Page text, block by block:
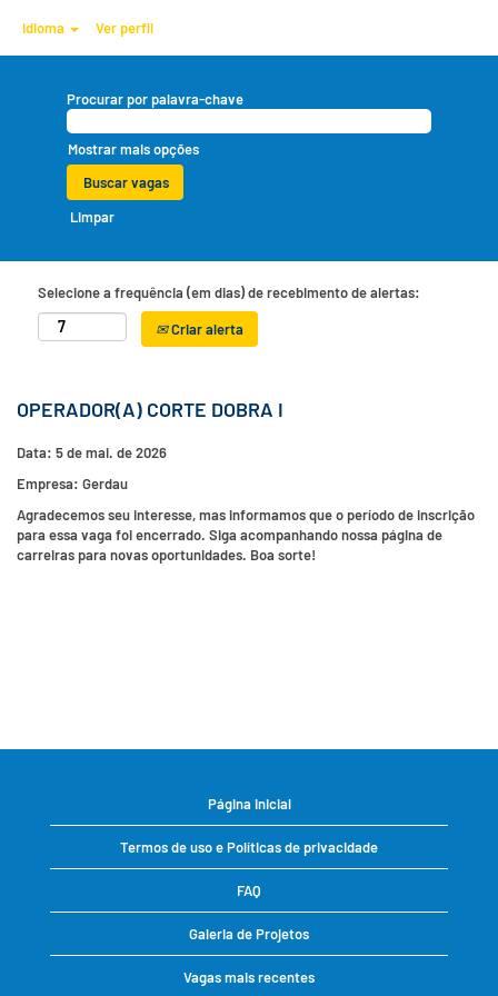
Idioma Ver perfil
Procurar por palavra-chave
Mostrar mais opções
Limpar
Selecione a frequência (em dias) de recebimento de alertas:
Criar alerta
OPERADOR(A) CORTE DOBRA I
Data: 5 de mai. de 2026
Empresa: Gerdau
Agradecemos seu interesse, mas informamos que o período de inscrição
para essa vaga foi encerrado. Siga acompanhando nossa página de
carreiras para novas oportunidades. Boa sorte!
Página inicial
Termos de uso e Políticas de privacidade
FAQ
Galeria de Projetos
Vagas mais recentes